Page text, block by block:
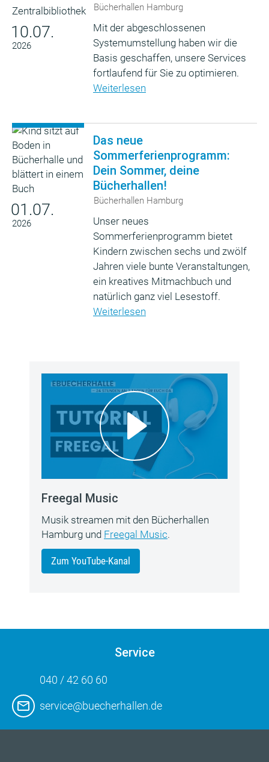
10.07.
2026
Bücherhallen Hamburg
Mit der abgeschlossenen
Systemumstellung haben wir die
Basis geschaffen, unsere Services
fortlaufend für Sie zu optimieren.
Weiterlesen
01.07.
2026
Das neue
Sommerferienprogramm:
Dein Sommer, deine
Bücherhallen!
Bücherhallen Hamburg
Unser neues
Sommerferienprogramm bietet
Kindern zwischen sechs und zwölf
Jahren viele bunte Veranstaltungen,
ein kreatives Mitmachbuch und
natürlich ganz viel Lesestoff.
Weiterlesen
Freegal Music
Musik streamen mit den Bücherhallen
Hamburg und Freegal Music.
Zum YouTube-Kanal
Service
040 / 42 60 60
service@buecherhallen.de